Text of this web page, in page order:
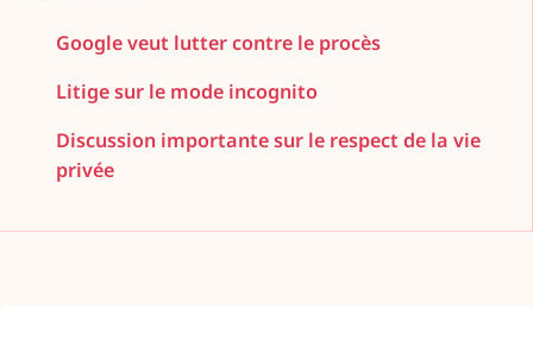
Google veut lutter contre le procès
Litige sur le mode incognito
Discussion importante sur le respect de la vie
privée